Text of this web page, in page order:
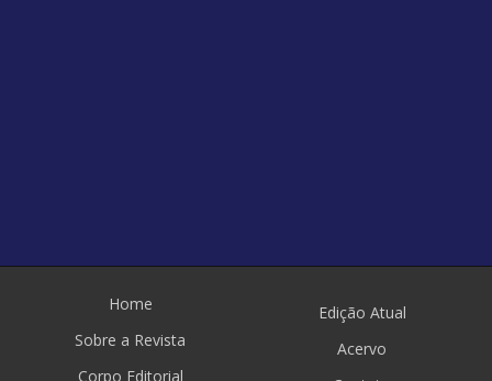
Home
Sobre a Revista
Corpo Editorial
Edição Atual
Acervo